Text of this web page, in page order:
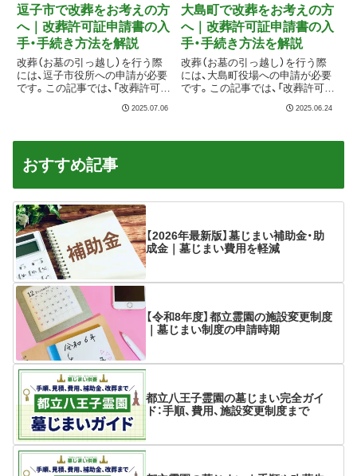
逗子市で改葬をお考えの方
へ｜改葬許可証申請書の入
手・手続き方法を解説
改葬（お墓の引っ越し）を行う際
には、逗子市役所への申請が必要
です。この記事では、「改葬許可申
れ、提出先などを、初めての方に
2025.07.06
大島町で改葬をお考えの方
へ｜改葬許可証申請書の入
手・手続き方法を解説
改葬（お墓の引っ越し）を行う際
には、大島町役場への申請が必要
です。この記事では、「改葬許可申
れ、提出先などを、初めての方に
2025.06.24
おすすめ記事
【2026年最新版】墓じまい補助金・助
成金｜墓じまい費用を軽減
【令和8年度】都立霊園の施設変更制度
｜墓じまい制度の申請時期
都立八王子霊園の墓じまい完全ガイ
ド：手順、費用、施設変更制度まで